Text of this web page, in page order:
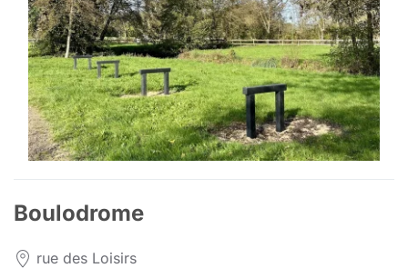
Boulodrome
rue des Loisirs